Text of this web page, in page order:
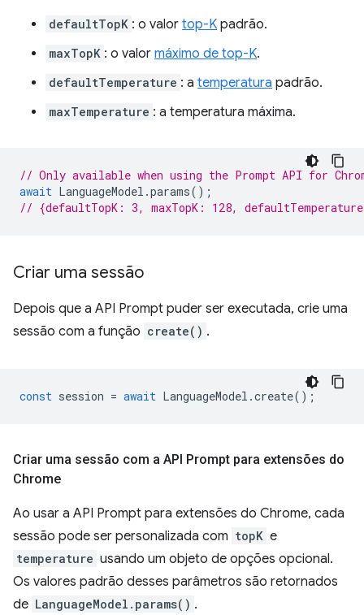
defaultTopK : o valor top-K padrão.
maxTopK : o valor máximo de top-K.
defaultTemperature : a temperatura padrão.
maxTemperature : a temperatura máxima.
// Only available when using the Prompt API for
await LanguageModel .params();
// {defaultTopK: 3, maxTopK: 128,
Criar uma sessão
Depois que a API Prompt puder ser executada, crie uma
sessão com a função create() .
const session = await LanguageModel .create();
Criar uma sessão com a API Prompt para extensões do
Chrome
Ao usar a API Prompt para extensões do Chrome, cada
sessão pode ser personalizada com topK e
temperature usando um objeto de opções opcional.
Os valores padrão desses parâmetros são retornados
de LanguageModel.params() .